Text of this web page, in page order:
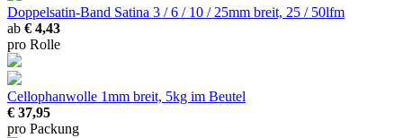
Doppelsatin-Band Satina 3 / 6 / 10 / 25mm breit, 25 / 50lfm
ab € 4,43
pro Rolle
Cellophanwolle 1mm breit, 5kg im Beutel
€ 37,95
pro Packung